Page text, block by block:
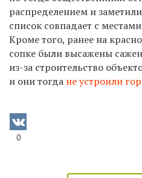
распределением и
список совпадает с
Кроме того, ранее на
сопке были высажены
из-за строительство
и они тогда не устроили
0